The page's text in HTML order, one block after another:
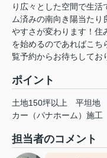
り広々とした空間で生
ム済みの南向き陽当たり
やすさが変わります！住
を始めるのであればこち
覧予約からお待ちしてお
ポイント
土地150坪以上 平坦地
カー（パナホーム）施工
担当者のコメント